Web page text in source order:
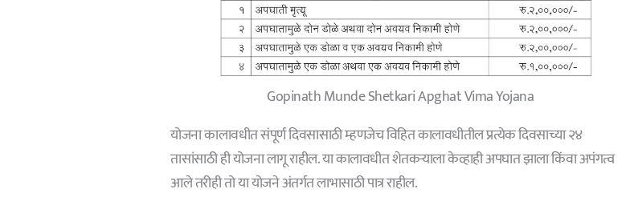
Gopinath Munde Shetkari Apghat Vima Yojana
योजना कालावधीत संपूर्ण दिवसासाठी म्हणजेच विहित कालावधीतील प्रत्येक दिवसाच्या २४
तासांसाठी ही योजना लागू राहील. या कालावधीत शेतकर्‍याला केव्हाही अपघात झाला किंवा अपंगत्व
आले तरीही तो या योजने अंतर्गत लाभासाठी पात्र राहील.